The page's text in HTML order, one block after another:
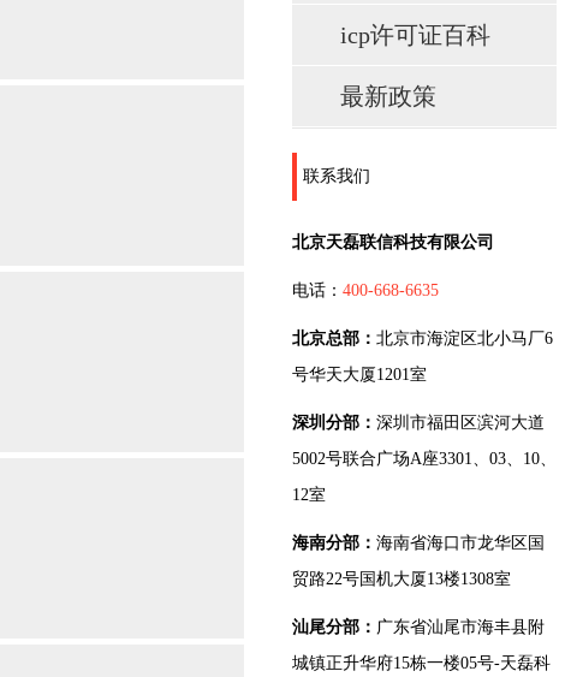
icp许可证百科
最新政策
联系我们
北京天磊联信科技有限公司
电话： 400-668-6635
北京总部： 北京市海淀区北小马厂6
号华天大厦1201室
深圳分部： 深圳市福田区滨河大道
5002号联合广场A座3301、03、10、
12室
海南分部： 海南省海口市龙华区国
贸路22号国机大厦13楼1308室
汕尾分部： 广东省汕尾市海丰县附
城镇正升华府15栋一楼05号-天磊科